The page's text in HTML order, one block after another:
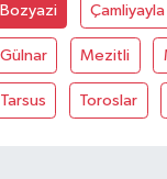
Bozyazi Çamliyayla
Gülnar Mezitli
Tarsus Toroslar